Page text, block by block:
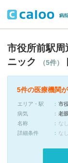
市役所前駅周
ニック
（5件）
5件の医療機関
エリア・駅
市
病気
老眼
名称
なし
詳細条件
な